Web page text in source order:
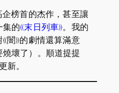
榜首的杰作，甚至讓
集的《末日列車》。我的
闇》的劇情還算滿意
燒壞了）。順道提提
新。